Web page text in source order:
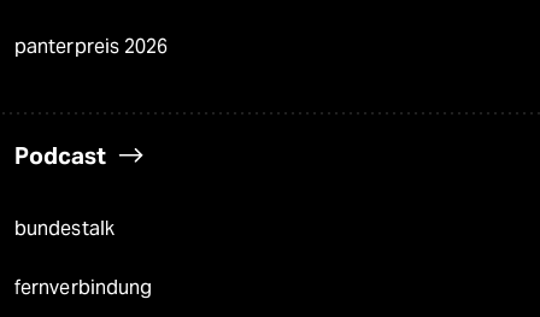
panterpreis 2026
Podcast
bundestalk
fernverbindung